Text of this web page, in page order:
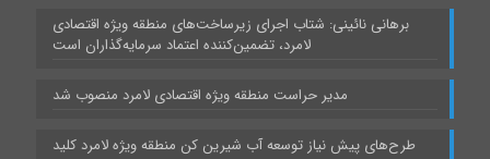
برهانی نائینی: شتاب اجرای زیرساخت‌های منطقه ویژه اقتصادی
لامرد، تضمین‌کننده اعتماد سرمایه‌گذاران است
مدیر حراست منطقه ویژه اقتصادی لامرد منصوب شد
طرح‌های پیش نیاز توسعه آب شیرین کن منطقه ویژه لامرد کلید